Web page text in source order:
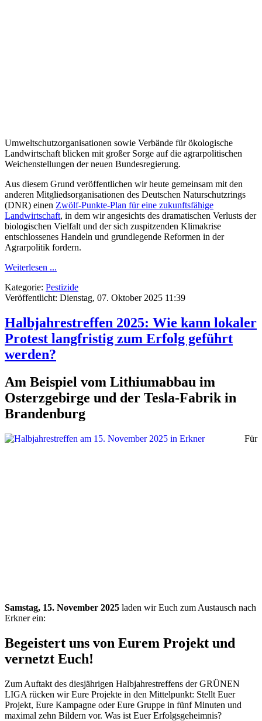
Umweltschutzorganisationen sowie Verbände für ökologische
Landwirtschaft blicken mit großer Sorge auf die agrarpolitischen
Weichenstellungen der neuen Bundesregierung.
Aus diesem Grund veröffentlichen wir heute gemeinsam mit den
anderen Mitgliedsorganisationen des Deutschen Naturschutzrings
(DNR) einen Zwölf-Punkte-Plan für eine zukunftsfähige
Landwirtschaft, in dem wir angesichts des dramatischen Verlusts der
biologischen Vielfalt und der sich zuspitzenden Klimakrise
entschlossenes Handeln und grundlegende Reformen in der
Agrarpolitik fordern.
Weiterlesen ...
Kategorie: Pestizide
Veröffentlicht: Dienstag, 07. Oktober 2025 11:39
Halbjahrestreffen 2025: Wie kann lokaler
Protest langfristig zum Erfolg geführt
werden?
Am Beispiel vom Lithiumabbau im
Osterzgebirge und der Tesla-Fabrik in
Brandenburg
Für
Samstag, 15. November 2025 laden wir Euch zum Austausch nach
Erkner ein:
Begeistert uns von Eurem Projekt und
vernetzt Euch!
Zum Auftakt des diesjährigen Halbjahrestreffens der GRÜNEN
LIGA rücken wir Eure Projekte in den Mittelpunkt: Stellt Euer
Projekt, Eure Kampagne oder Eure Gruppe in fünf Minuten und
maximal zehn Bildern vor. Was ist Euer Erfolgsgeheimnis?